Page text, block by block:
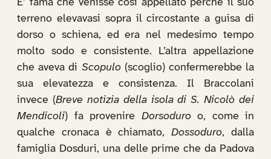
E’ fama che venisse così appellato perché il suo
terreno elevavasi sopra il circostante a guisa di
dorso o schiena, ed era nel medesimo tempo
molto sodo e consistente. L’altra appellazione
che aveva di Scopulo(scoglio) confermerebbe la
sua elevatezza e consistenza. Il Braccolani
invece (Breve notizia della isola di S. Nicolò dei
Mendicoli) fa provenire Dorsoduroo, come in
qualche cronaca è chiamato,Dossoduro, dalla
famiglia Dosduri, una delle prime che da Padova